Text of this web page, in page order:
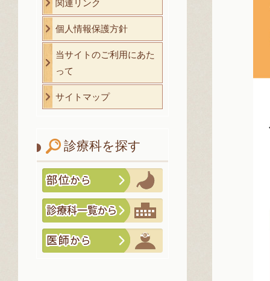
関連リンク
個人情報保護方針
当サイトのご利用にあた
って
サイトマップ
診療科を探す